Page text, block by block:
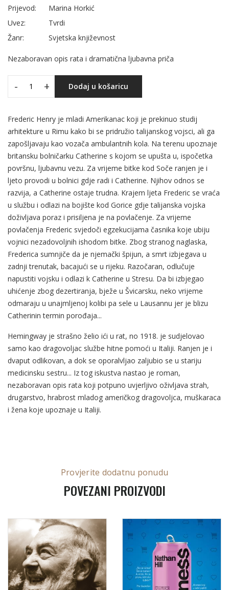
Prijevod:
Marina Horkić
Uvez:
Tvrdi
Žanr:
Svjetska književnost
Nezaboravan opis rata i dramatična ljubavna priča
- + Dodaj u košaricu
Frederic Henry je mladi Amerikanac koji je prekinuo studij
arhitekture u Rimu kako bi se pridružio talijanskog vojsci, ali ga
zapošljavaju kao vozača ambulantnih kola. Na terenu upoznaje
britansku bolničarku Catherine s kojom se upušta u, ispočetka
površnu, ljubavnu vezu. Za vrijeme bitke kod Soče ranjen je i
ljeto provodi u bolnici gdje radi i Catherine. Njihov odnos se
razvija, a Catherine ostaje trudna. Krajem ljeta Frederic se vraća
u službu i odlazi na bojište kod Gorice gdje talijanska vojska
doživljava poraz i prisiljena je na povlačenje. Za vrijeme
povlačenja Frederic svjedoči egzekucijama časnika koje ubiju
vojnici nezadovoljnih ishodom bitke. Zbog stranog naglaska,
Frederica sumnjiče da je njemački špijun, a smrt izbjegava u
zadnji trenutak, bacajući se u rijeku. Razočaran, odlučuje
napustiti vojsku i odlazi k Catherine u Stresu. Da bi izbjegao
uhićenje zbog dezertiranja, bježe u Švicarsku, neko vrijeme
odmaraju u unajmljenoj kolibi pa sele u Lausannu jer je blizu
Catherinin termin porođaja...
Hemingway je strašno želio ići u rat, no 1918. je sudjelovao
samo kao dragovoljac službe hitne pomoći u Italiji. Ranjen je i
dvaput odlikovan, a dok se oporalvljao zaljubio se u stariju
medicinsku sestru... Iz tog iskustva nastao je roman,
nezaboravan opis rata koji potpuno uvjerljivo oživljava strah,
drugarstvo, hrabrost mladog američkog dragovoljca, muškaraca
i žena koje upoznaje u Italiji.
Provjerite dodatnu ponudu
POVEZANI PROIZVODI